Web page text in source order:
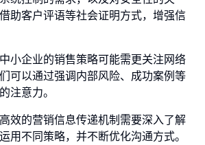
助客户评语等社会证明方式，增强信
小企业的销售策略可能需更关注网络
可以通过强调内部风险、成功案例等
注意力。
效的营销信息传递机制需要深入了解
用不同策略，并不断优化沟通方式。